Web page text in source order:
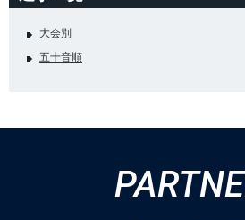
大会別
五十音順